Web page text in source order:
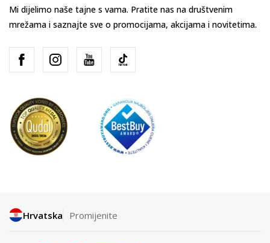
Mi dijelimo naše tajne s vama. Pratite nas na društvenim
mrežama i saznajte sve o promocijama, akcijama i novitetima.
Hrvatska Promijenite